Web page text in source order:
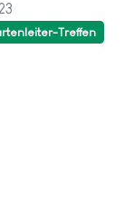
Treffen